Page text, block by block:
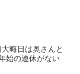
晦日は奥さんと
始の連休がない